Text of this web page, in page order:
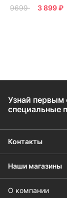
9699 3 899 ₽
Узнай первым
специальные
Контакты
Наши магазины
О компании